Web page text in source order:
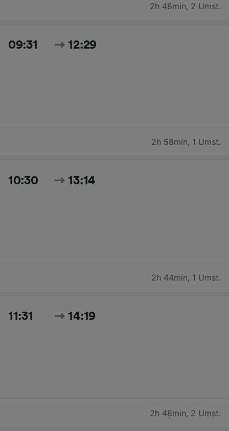
2h 48min, 2 Umst.
09:31 12:29
2h 58min, 1 Umst.
10:30 13:14
2h 44min, 1 Umst.
11:31 14:19
2h 48min, 2 Umst.